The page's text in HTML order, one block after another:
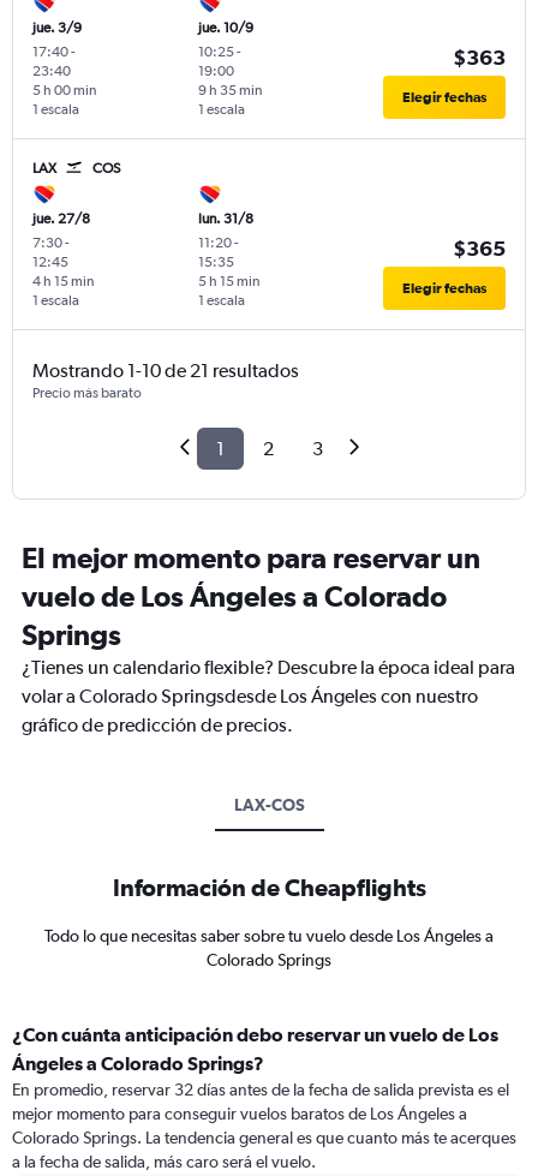
jue. 3/9
17:40-
23:40
1 escala
5 h 00 min
jue. 10/9
10:25-
19:00
1 escala
9 h 35 min
$363
Elegir fechas
LAX COS
jue. 27/8
7:30-
12:45
1 escala
4 h 15 min
lun. 31/8
11:20-
15:35
1 escala
5 h 15 min
$365
Elegir fechas
Mostrando 1-10 de 21 resultados
Precio más barato
1 2 3
El mejor momento para reservar un
vuelo de Los Ángeles a Colorado
Springs
¿Tienes un calendario flexible? Descubre la época ideal para
volar a Colorado Springsdesde Los Ángeles con nuestro
gráfico de predicción de precios.
LAX-COS
Información de Cheapflights
Todo lo que necesitas saber sobre tu vuelo desde Los Ángeles a
Colorado Springs
¿Con cuánta anticipación debo reservar un vuelo de Los
Ángeles a Colorado Springs?
En promedio, reservar 32 días antes de la fecha de salida prevista es el
mejor momento para conseguir vuelos baratos de Los Ángeles a
Colorado Springs. La tendencia general es que cuanto más te acerques
a la fecha de salida, más caro será el vuelo.